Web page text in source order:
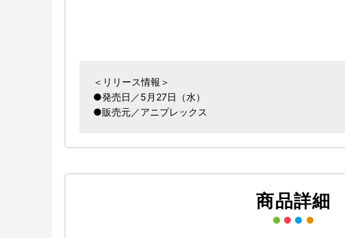
＜リリース情報＞
●発売日／5月27日（水）
●販売元／アニプレックス
商品詳細